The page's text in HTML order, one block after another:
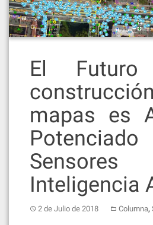
El
mapas es
Inteligencia
2 de Julio de 2018 Columna,